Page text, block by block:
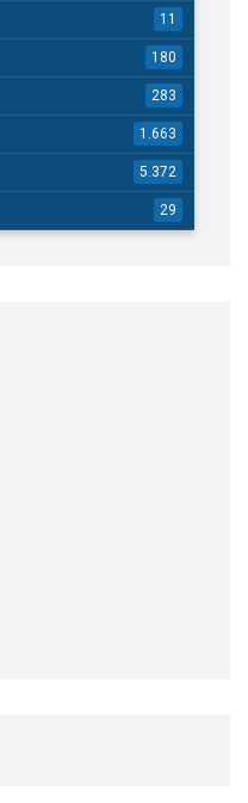
11
180
283
1.663
5.372
29